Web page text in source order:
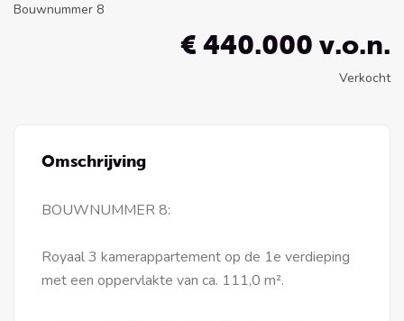
Bouwnummer 8
€ 440.000 v.o.n.
Verkocht
Omschrijving
BOUWNUMMER 8:
Royaal 3 kamerappartement op de 1e verdieping
met een oppervlakte van ca. 111,0 m².